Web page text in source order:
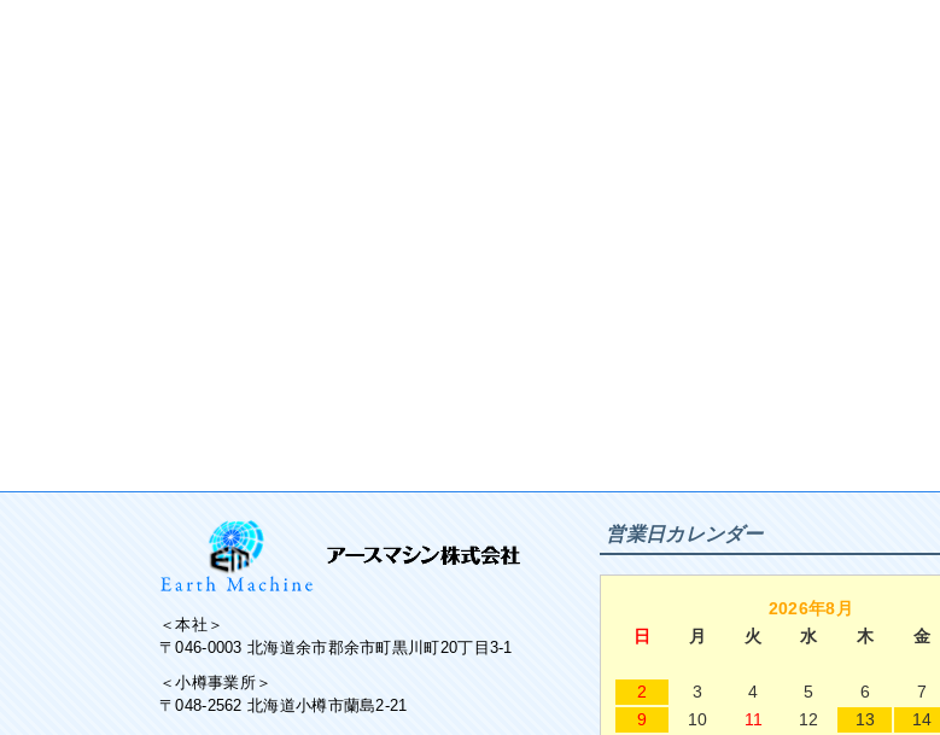
＜本社＞
〒046-0003 北海道余市郡余市町黒川町20丁目3-1
＜小樽事業所＞
〒048-2562 北海道小樽市蘭島2-21
営業日カレンダー
2026年8月
日
月 火 水 木 金
2
3 4 5 6 7
9
10 11 12 13 14